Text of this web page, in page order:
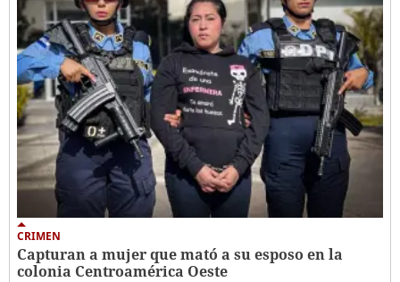
CRIMEN
Capturan a mujer que mató a su esposo en la
colonia Centroamérica Oeste